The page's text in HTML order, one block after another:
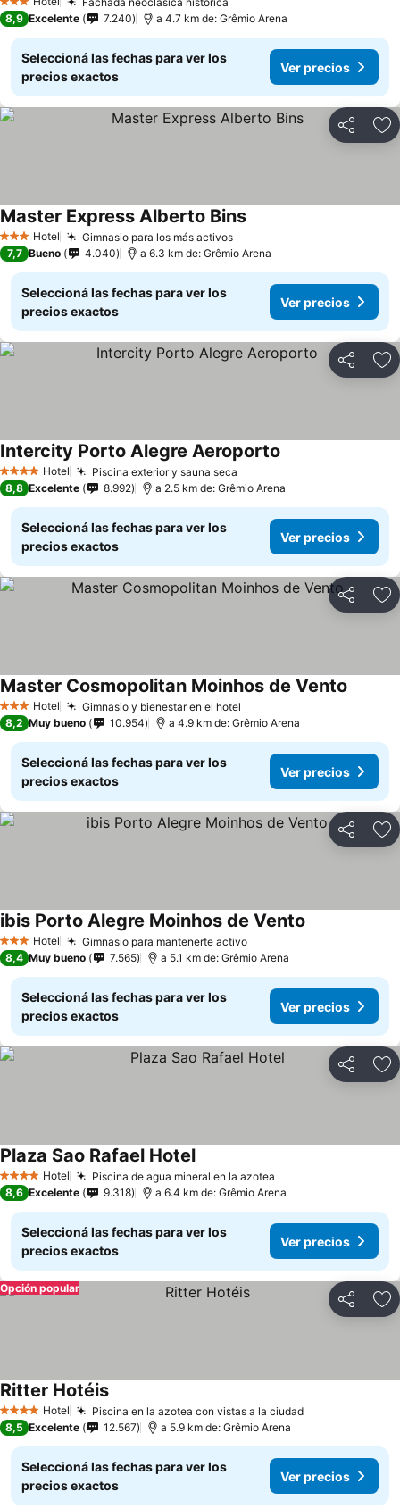
3 Estrellas
8,9 Excelente 7.240 a 4.7 km de: Grêmio Arena
Seleccioná las fechas para ver los
precios exactos
Ver precios
Compartir
3 Estrellas
Hotel Gimnasio para los más activos
Master Express Alberto Bins
7,7 Bueno 4.040 a 6.3 km de: Grêmio Arena
Seleccioná las fechas para ver los
precios exactos
Ver precios
Compartir
4 EstrellasHotel Piscina exterior y sauna seca
Intercity Porto Alegre Aeroporto
8,8 Excelente 8.992 a 2.5 km de: Grêmio Arena
Seleccioná las fechas para ver los
precios exactos
Ver precios
Compartir
3 Estrellas
Hotel Gimnasio y bienestar en el hotel
Master Cosmopolitan Moinhos de Vento
8,2 Muy bueno 10.954 a 4.9 km de: Grêmio Arena
Seleccioná las fechas para ver los
precios exactos
Ver precios
Compartir
3 Estrellas
Hotel Gimnasio para mantenerte activo
ibis Porto Alegre Moinhos de Vento
8,4 Muy bueno 7.565 a 5.1 km de: Grêmio Arena
Seleccioná las fechas para ver los
precios exactos
Ver precios
Compartir
4 EstrellasHotel Piscina de agua mineral en la azotea
Plaza Sao Rafael Hotel
8,6 Excelente 9.318 a 6.4 km de: Grêmio Arena
Seleccioná las fechas para ver los
precios exactos
Ver precios
Compartir
Opción popular
4 EstrellasHotel Piscina en la azotea con vistas a la ciudad
Ritter Hotéis
8,5 Excelente 12.567 a 5.9 km de: Grêmio Arena
Seleccioná las fechas para ver los
precios exactos
Ver precios